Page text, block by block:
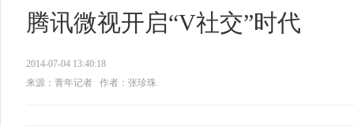
腾讯微视开启“V社交”时代
2014-07-04 13:40:18
来源：青年记者
作者：张珍珠